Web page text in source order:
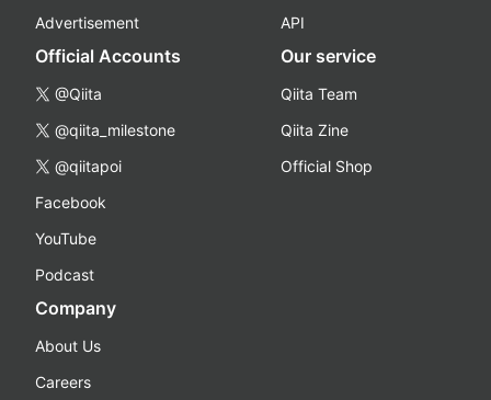
Advertisement
API
Official Accounts
@Qiita
@qiita_milestone
@qiitapoi
Facebook
YouTube
Podcast
Our service
Qiita Team
Qiita Zine
Official Shop
Company
About Us
Careers